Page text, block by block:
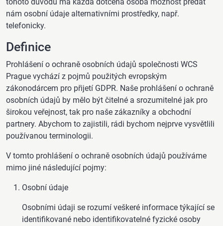
nám osobní údaje alternativními prostředky, např.
telefonicky.
Definice
Prohlášení o ochraně osobních údajů společnosti WCS
Prague vychází z pojmů použitých evropským
zákonodárcem pro přijetí GDPR. Naše prohlášení o ochraně
osobních údajů by mělo být čitelné a srozumitelné jak pro
širokou veřejnost, tak pro naše zákazníky a obchodní
partnery. Abychom to zajistili, rádi bychom nejprve vysvětlili
používanou terminologii.
V tomto prohlášení o ochraně osobních údajů používáme
mimo jiné následující pojmy:
Osobní údaje
Osobními údaji se rozumí veškeré informace týkající se
identifikované nebo identifikovatelné fyzické osoby